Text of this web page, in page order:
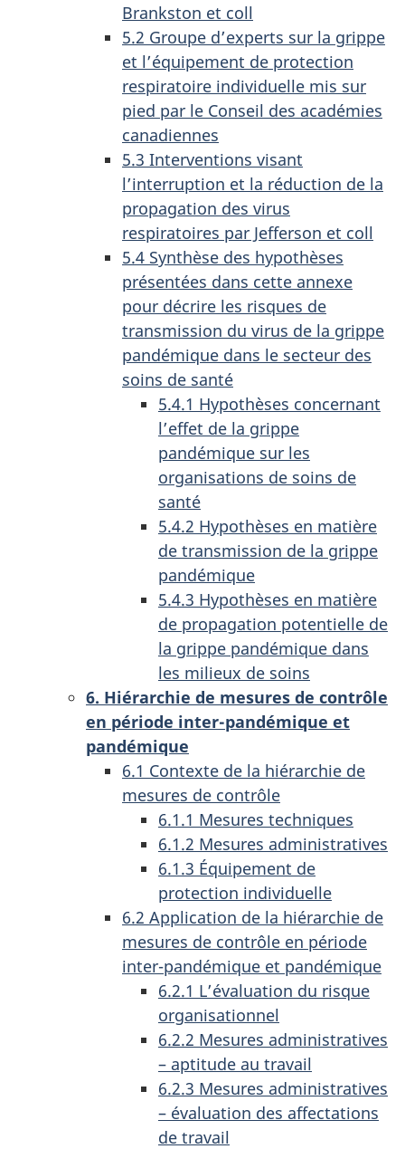
Brankston et coll
5.2 Groupe d’experts sur la grippe
et l’équipement de protection
respiratoire individuelle mis sur
pied par le Conseil des académies
canadiennes
5.3 Interventions visant
l’interruption et la réduction de la
propagation des virus
respiratoires par Jefferson et coll
5.4 Synthèse des hypothèses
présentées dans cette annexe
pour décrire les risques de
transmission du virus de la grippe
pandémique dans le secteur des
soins de santé
5.4.1 Hypothèses concernant
l’effet de la grippe
pandémique sur les
organisations de soins de
santé
5.4.2 Hypothèses en matière
de transmission de la grippe
pandémique
5.4.3 Hypothèses en matière
de propagation potentielle de
la grippe pandémique dans
les milieux de soins
6. Hiérarchie de mesures de contrôle
en période inter-pandémique et
pandémique
6.1 Contexte de la hiérarchie de
mesures de contrôle
6.1.1 Mesures techniques
6.1.2 Mesures administratives
6.1.3 Équipement de
protection individuelle
6.2 Application de la hiérarchie de
mesures de contrôle en période
inter-pandémique et pandémique
6.2.1 L’évaluation du risque
organisationnel
6.2.2 Mesures administratives
– aptitude au travail
6.2.3 Mesures administratives
– évaluation des affectations
de travail